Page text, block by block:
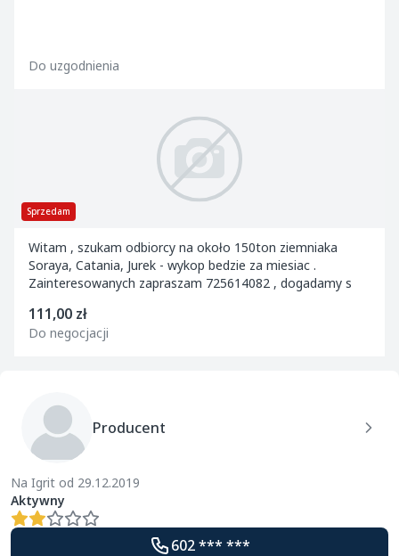
Do uzgodnienia
Sprzedam
Witam , szukam odbiorcy na około 150ton ziemniaka
Soraya, Catania, Jurek - wykop bedzie za miesiac .
Zainteresowanych zapraszam 725614082 , dogadamy s
111,00 zł
Do negocjacji
Producent
Na Igrit od 29.12.2019
Aktywny
602 *** ***